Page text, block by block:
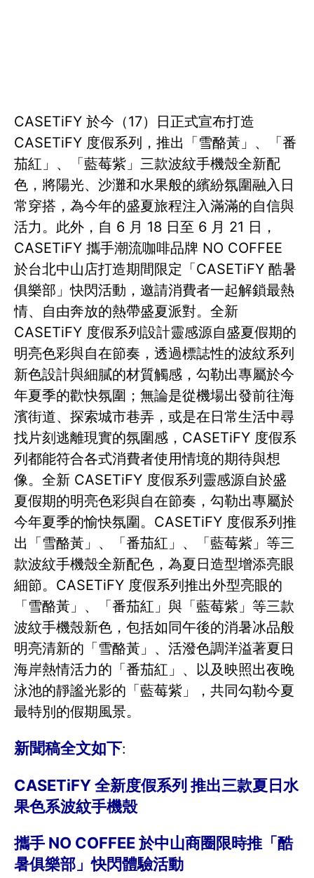
CASETiFY 於今（17）日正式宣布打造
CASETiFY 度假系列，推出「雪酪黃」、「番
茄紅」、「藍莓紫」三款波紋手機殼全新配
色，將陽光、沙灘和水果般的繽紛氛圍融入日
常穿搭，為今年的盛夏旅程注入滿滿的自信與
活力。此外，自 6 月 18 日至 6 月 21 日，
CASETiFY 攜手潮流咖啡品牌 NO COFFEE
於台北中山店打造期間限定「CASETiFY 酷暑
俱樂部」快閃活動，邀請消費者一起解鎖最熱
情、自由奔放的熱帶盛夏派對。全新
CASETiFY 度假系列設計靈感源自盛夏假期的
明亮色彩與自在節奏，透過標誌性的波紋系列
新色設計與細膩的材質觸感，勾勒出專屬於今
年夏季的歡快氛圍；無論是從機場出發前往海
濱街道、探索城市巷弄，或是在日常生活中尋
找片刻逃離現實的氛圍感，CASETiFY 度假系
列都能符合各式消費者使用情境的期待與想
像。全新 CASETiFY 度假系列靈感源自於盛
夏假期的明亮色彩與自在節奏，勾勒出專屬於
今年夏季的愉快氛圍。CASETiFY 度假系列推
出「雪酪黃」、「番茄紅」、「藍莓紫」等三
款波紋手機殼全新配色，為夏日造型增添亮眼
細節。CASETiFY 度假系列推出外型亮眼的
「雪酪黃」、「番茄紅」與「藍莓紫」等三款
波紋手機殼新色，包括如同午後的消暑冰品般
明亮清新的「雪酪黃」、活潑色調洋溢著夏日
海岸熱情活力的「番茄紅」、以及映照出夜晚
泳池的靜謐光影的「藍莓紫」，共同勾勒今夏
最特別的假期風景。
新聞稿全文如下:
CASETiFY 全新度假系列 推出三款夏日水
果色系波紋手機殼
攜手 NO COFFEE 於中山商圈限時推「酷
暑俱樂部」快閃體驗活動